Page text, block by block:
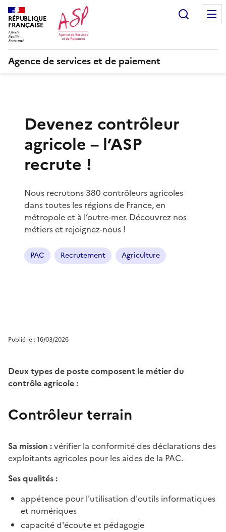
RÉPUBLIQUE
FRANÇAISE
Agence de services et de paiement
Devenez contrôleur
agricole – l’ASP
recrute !
Nous recrutons 380 contrôleurs agricoles
dans toutes les régions de France, en
métropole et à l’outre-mer. Découvrez nos
métiers et rejoignez-nous !
PAC Recrutement Agriculture
Publié le : 16/03/2026
Deux types de poste composent le métier du
contrôle agricole :
Contrôleur terrain
Sa mission :vérifier la conformité des déclarations des
exploitants agricoles pour les aides de la PAC.
Ses qualités :
appétence pour l'utilisation d'outils informatiques
et numériques
capacité d'écoute et pédagogie